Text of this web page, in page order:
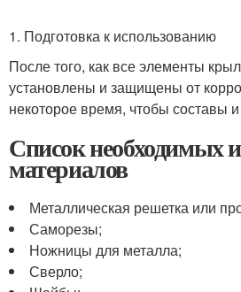
1. Подготовка к использованию
После того, как все элементы
установлены и защищены от
некоторое время, чтобы составы
Список необходимых
материалов
Металлическая решетка или
Саморезы;
Ножницы для металла;
Сверло;